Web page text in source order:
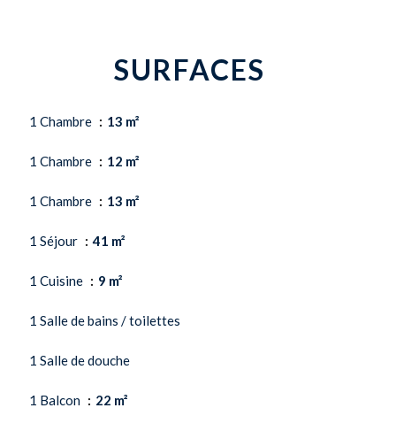
SURFACES
1 Chambre 13 m²
1 Chambre 12 m²
1 Chambre 13 m²
1 Séjour 41 m²
1 Cuisine 9 m²
1 Salle de bains / toilettes
1 Salle de douche
1 Balcon 22 m²